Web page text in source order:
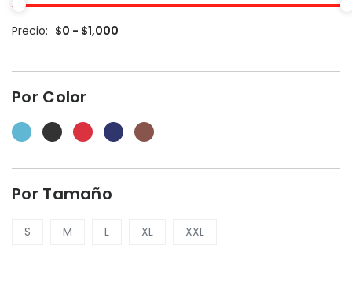
Precio: $0 - $1,000
Por Color
Por Tamaño
S M L XL XXL